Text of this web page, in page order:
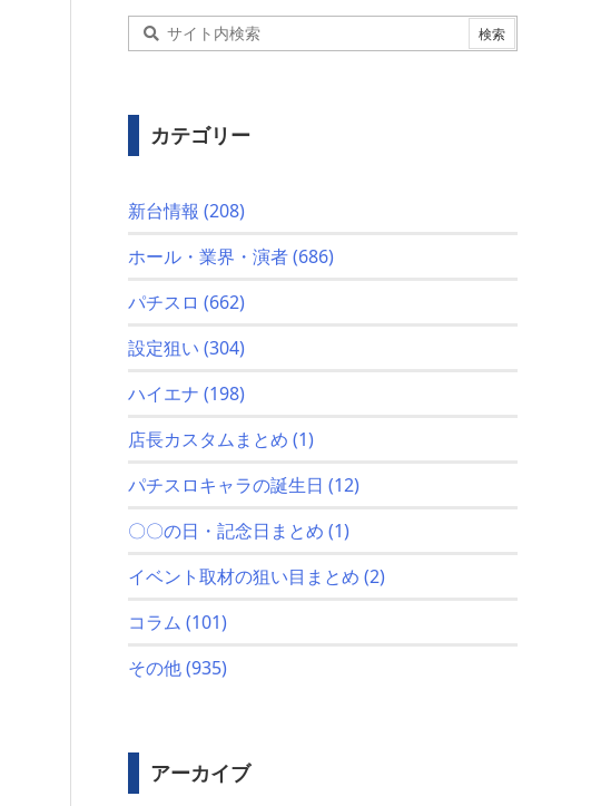
カテゴリー
新台情報 (208)
ホール・業界・演者(686)
パチスロ (662)
設定狙い (304)
ハイエナ (198)
店長カスタムまとめ (1)
パチスロキャラの誕生日 (12)
〇〇の日・記念日まとめ (1)
イベント取材の狙い目まとめ (2)
コラム (101)
その他(935)
アーカイブ